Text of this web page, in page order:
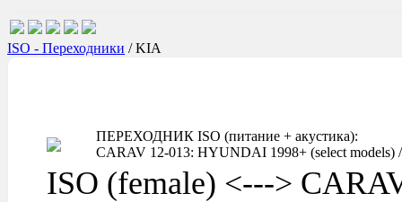
ISO - Переходники / KIA
ПЕРЕХОДНИК ISO (питание + акустика):
CARAV 12-013: HYUNDAI 1998+ (select models)
ISO (female) <--->